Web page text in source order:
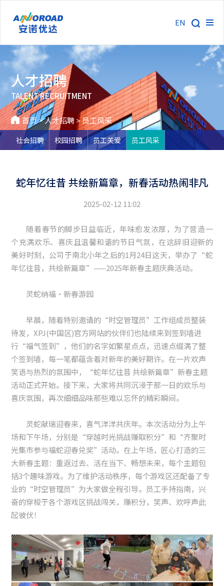
EN
人才招聘
TALENT RECRUITMENT
首页>人才招聘>员工风采
社会招聘 校园招聘 员工关爱 员工风采
蛇年忆往昔 共绘新篇章，新春活动热闹非凡
2025-02-12 11:02
随着春节的脚步日益临近，年味愈发浓厚，为了营造一
个充满欢乐、喜庆且温馨和谐的节日气氛，在这辞旧迎新的
美好时刻，公司于南北小年之后的1月24日这天，举办了“蛇
年忆往昔，共绘新篇章”——2025年新春主题庆典活动。
灵蛇纳福·新春游园
早晨，随着特别邀请的“时空管理员”工作组成员整装
待发，XPJ(中国区)官方网站的伙伴们也陆续来到签到墙进
行“福气签到”，他们的名字如繁星点点，迅速点缀满了整
个签到墙，每一笔都蕴含着对新年的美好期许。在一片欢声
笑语与热烈的氛围中，“蛇年忆往昔 共绘新篇章”新春主题
活动正式开始。接下来，大家将共同沉浸于那一日的欢乐与
喜庆氛围，再次细细品味那些难以忘怀的精彩瞬间。
灵蛇献瑞迎春来，喜气洋洋共庆年。本次活动分为上午
场和下午场，分别是“穿越时光挑战赚取积分”和“齐聚时
光集市参与福蛇迎春兑奖”活动。在上午场，匠心打造的三
大新春主题：重返过去、活在当下、畅想未来，每个主题包
括3个趣味游戏。为了维护活动秩序，每个游戏区还配备了专
业的“时空管理员”为大家做全程引导。员工手持指南，兴
奋的穿梭于各个游戏区挑战闯关，赚积分，笑声、欢呼声此
起彼伏！